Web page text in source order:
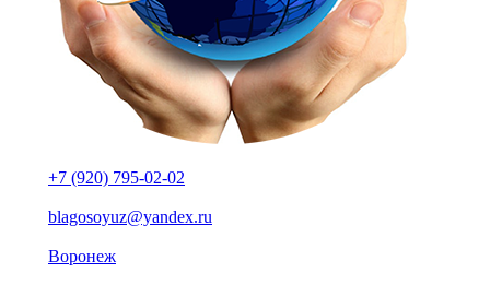
+7 (920) 795-02-02
blagosoyuz@yandex.ru
Воронеж